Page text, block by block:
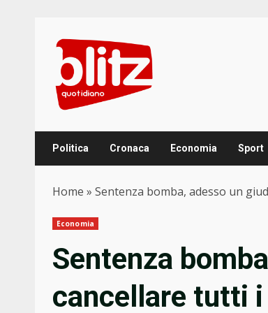
content
Politica Cronaca Economia Sport
Home » Sentenza bomba, adesso un
Economia
Sentenza
cancellare tutti